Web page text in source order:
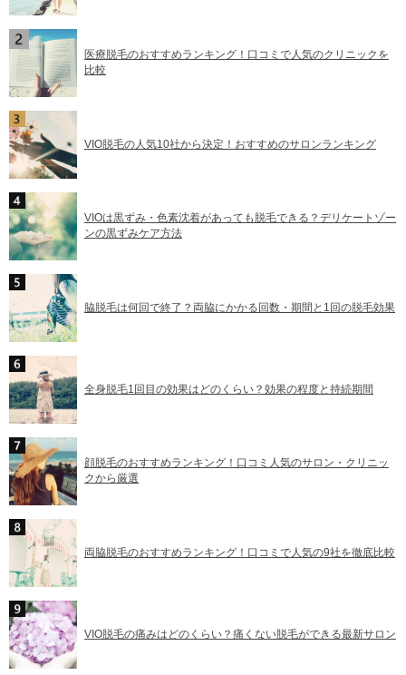
医療脱毛のおすすめランキング！口コミで人気のクリニックを
比較
VIO脱毛の人気10社から決定！おすすめのサロンランキング
VIOは黒ずみ・色素沈着があっても脱毛できる？デリケートゾー
ンの黒ずみケア方法
脇脱毛は何回で終了？両脇にかかる回数・期間と1回の脱毛効果
全身脱毛1回目の効果はどのくらい？効果の程度と持続期間
顔脱毛のおすすめランキング！口コミ人気のサロン・クリニッ
クから厳選
両脇脱毛のおすすめランキング！口コミで人気の9社を徹底比較
VIO脱毛の痛みはどのくらい？痛くない脱毛ができる最新サロン